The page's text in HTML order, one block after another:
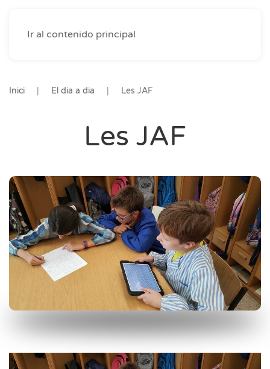
Ir al contenido principal
Inici El dia a dia Les JAF
Les JAF